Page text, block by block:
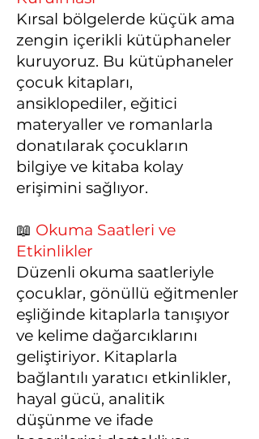
Kırsal bölgelerde küçük ama
zengin içerikli kütüphaneler
kuruyoruz. Bu kütüphaneler
çocuk kitapları,
ansiklopediler, eğitici
materyaller ve romanlarla
donatılarak çocukların
bilgiye ve kitaba kolay
erişimini sağlıyor.
📖 Okuma Saatleri ve
Etkinlikler
Düzenli okuma saatleriyle
çocuklar, gönüllü eğitmenler
eşliğinde kitaplarla tanışıyor
ve kelime dağarcıklarını
geliştiriyor. Kitaplarla
bağlantılı yaratıcı etkinlikler,
hayal gücü, analitik
düşünme ve ifade